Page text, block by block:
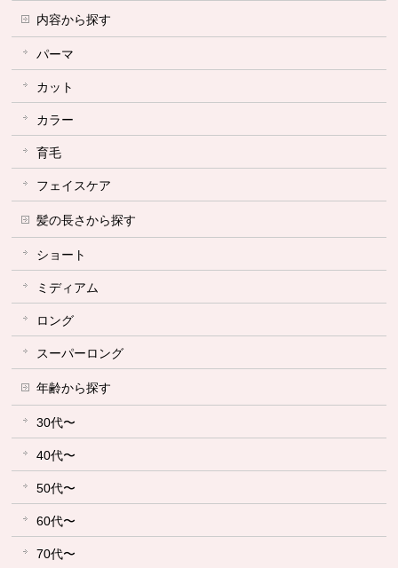
内容から探す
パーマ
カット
カラー
育毛
フェイスケア
髪の長さから探す
ショート
ミディアム
ロング
スーパーロング
年齢から探す
30代〜
40代〜
50代〜
60代〜
70代〜